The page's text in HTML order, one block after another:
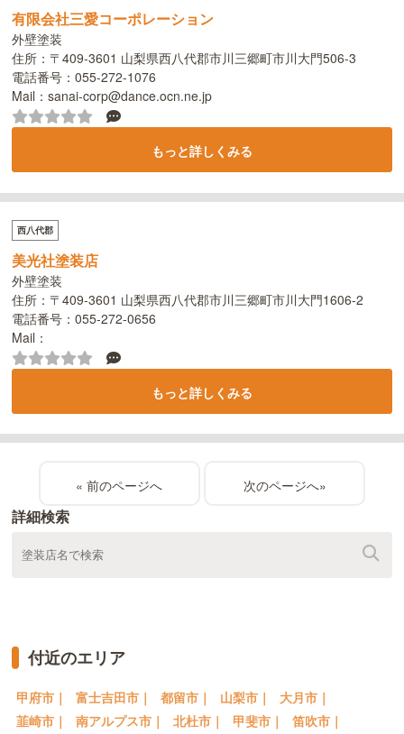
詳細検索
有限会社三愛コーポレーション
外壁塗装
住所：〒409-3601 山梨県西八代郡市川三郷町市川大門506-3
電話番号：055-272-1076
Mail：sanai-corp@dance.ocn.ne.jp
もっと詳しくみる
西八代郡
美光社塗装店
外壁塗装
住所：〒409-3601 山梨県西八代郡市川三郷町市川大門1606-2
電話番号：055-272-0656
Mail：
もっと詳しくみる
« »
付近のエリア
甲府市｜ 富士吉田市｜ 都留市｜ 山梨市｜
大月市｜
韮崎市｜
南アルプス市｜ 北杜市｜ 甲斐市｜
笛吹市｜